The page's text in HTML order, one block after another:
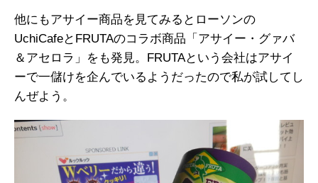
他にもアサイー商品を見てみるとローソンの
UchiCafeとFRUTAのコラボ商品「アサイー・グァバ
＆アセロラ」をも発見。FRUTAという会社はアサイ
ーで一儲けを企んでいるようだったので私が試してし
んぜよう。